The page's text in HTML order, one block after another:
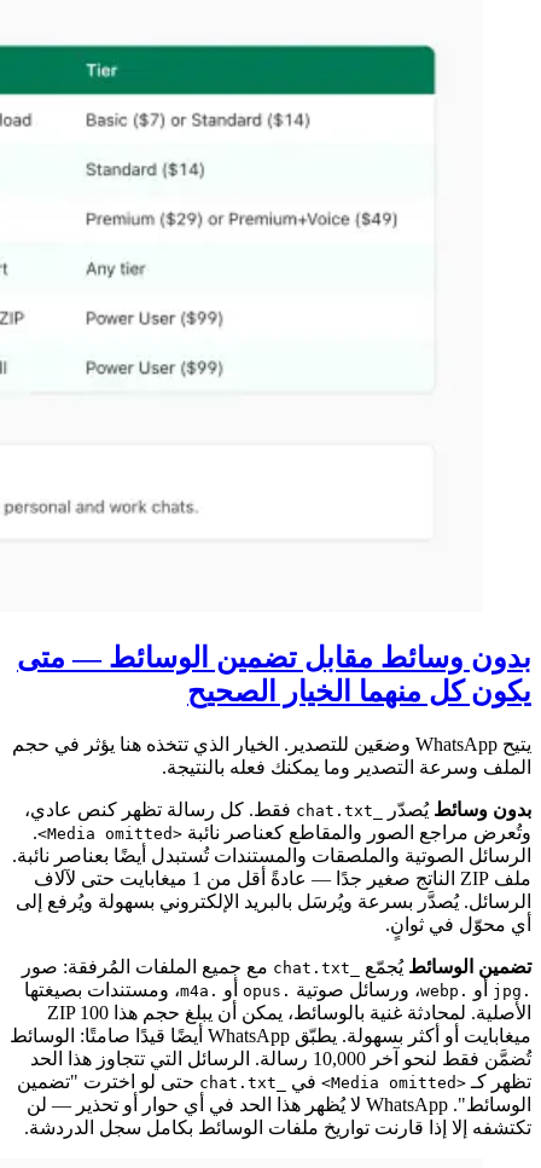
بدون وسائط مقابل تضمين الوسائط — متى
يكون كل منهما الخيار الصحيح
يتيح WhatsApp وضعَين للتصدير. الخيار الذي تتخذه هنا يؤثر في حجم
الملف وسرعة التصدير وما يمكنك فعله بالنتيجة.
بدون وسائط يُصدّر
فقط. كل رسالة تظهر كنص عادي،
وتُعرض مراجع الصور والمقاطع كعناصر نائبة <Media omitted>
.
الرسائل الصوتية والملصقات والمستندات تُستبدل أيضًا بعناصر نائبة.
ملف ZIP الناتج صغير جدًا — عادةً أقل من 1 ميغابايت حتى لآلاف
الرسائل. يُصدَّر بسرعة ويُرسَل بالبريد الإلكتروني بسهولة ويُرفع إلى
أي محوّل في ثوانٍ.
تضمين الوسائط يُجمّع مع جميع الملفات المُرفقة: صور
.jpg أو .webp ، ورسائل صوتية .opus أو .m4a
، ومستندات بصيغتها
الأصلية. لمحادثة غنية بالوسائط، يمكن أن يبلغ حجم هذا ZIP 100
ميغابايت أو أكثر بسهولة. يطبّق WhatsApp أيضًا قيدًا صامتًا: الوسائط
تُضمَّن فقط لنحو آخر 10,000 رسالة. الرسائل التي تتجاوز هذا الحد
تظهر كـ <Media omitted> في
حتى لو اخترت "تضمين
الوسائط". WhatsApp لا يُظهر هذا الحد في أي حوار أو تحذير — لن
تكتشفه إلا إذا قارنت تواريخ ملفات الوسائط بكامل سجل الدردشة.